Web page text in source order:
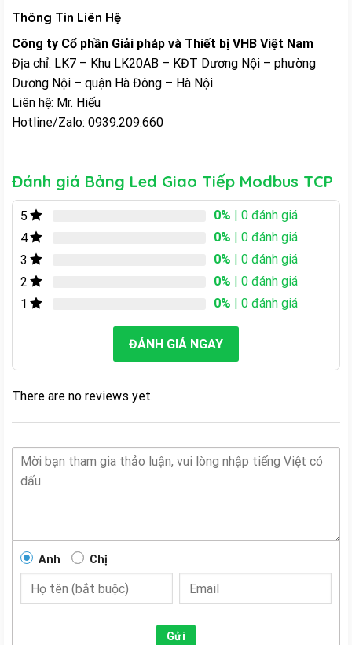
Thông Tin Liên Hệ
Công ty Cổ phần Giải pháp và Thiết bị VHB Việt Nam
Địa chỉ: LK7 – Khu LK20AB – KĐT Dương Nội – phường
Dương Nội – quận Hà Đông – Hà Nội
Liên hệ: Mr. Hiếu
Hotline/Zalo: 0939.209.660
Đánh giá Bảng Led Giao Tiếp Modbus TCP
5 0% | 0 đánh giá
4
0% | 0 đánh giá
3
0% | 0 đánh giá
2
0% | 0 đánh giá
1
0% | 0 đánh giá
ĐÁNH GIÁ NGAY
There are no reviews yet.
Anh Chị
Gửi